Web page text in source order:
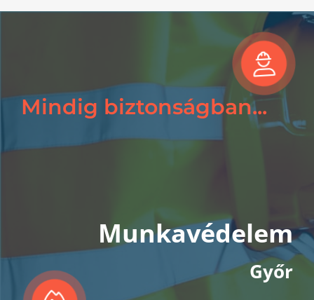
Tegyen próbára minket...
Munkavédelem
Győr